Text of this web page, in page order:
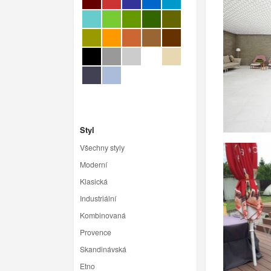
Styl
Všechny styly
Moderní
Klasická
Industriální
Kombinovaná
Provence
Skandinávská
Etno